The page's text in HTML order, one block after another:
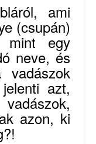
ami
(csupán)
mint egy
neve, és
azt,
azon, ki